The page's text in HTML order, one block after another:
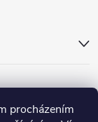
procházením